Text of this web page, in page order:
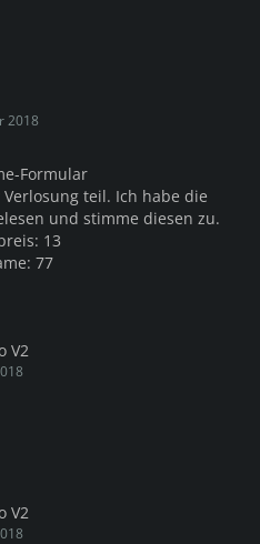
2018
Formular
teil. Ich habe die
und stimme diesen zu.
13
77
V2
V2